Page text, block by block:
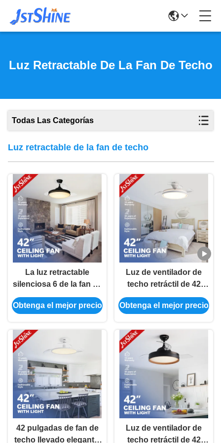
Luz Retractable De La Fan De Techo
Todas Las Categorías
Luz retractable de la fan de techo
La luz retractable
silenciosa 6 de la fan de
techo del motor LED de
DC apresura
Obtenga el mejor precio
Luz de ventilador de
techo retráctil de 42
pulgadas con motor de
CC y control remoto de
Obtenga el mejor precio
42 pulgadas de fan de
techo llevado elegante,
Luz de ventilador de
techo retráctil de 42